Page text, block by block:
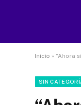
Inicio » “Ahora
SIN